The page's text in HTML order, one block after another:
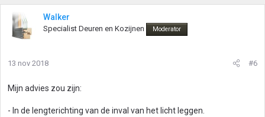
Walker
Specialist Deuren en Kozijnen Moderator
13 nov 2018 #6
Mijn advies zou zijn:
- In de lengterichting van de inval van het licht leggen.